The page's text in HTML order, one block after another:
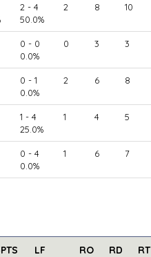
2 - 4
50.0%
2 8 10
0 - 0
0.0%
0 3 3
0 - 1
0.0%
2 6 8
1 - 4
25.0%
1 4 5
0 - 4
0.0%
1 6 7
LF RO RD RT